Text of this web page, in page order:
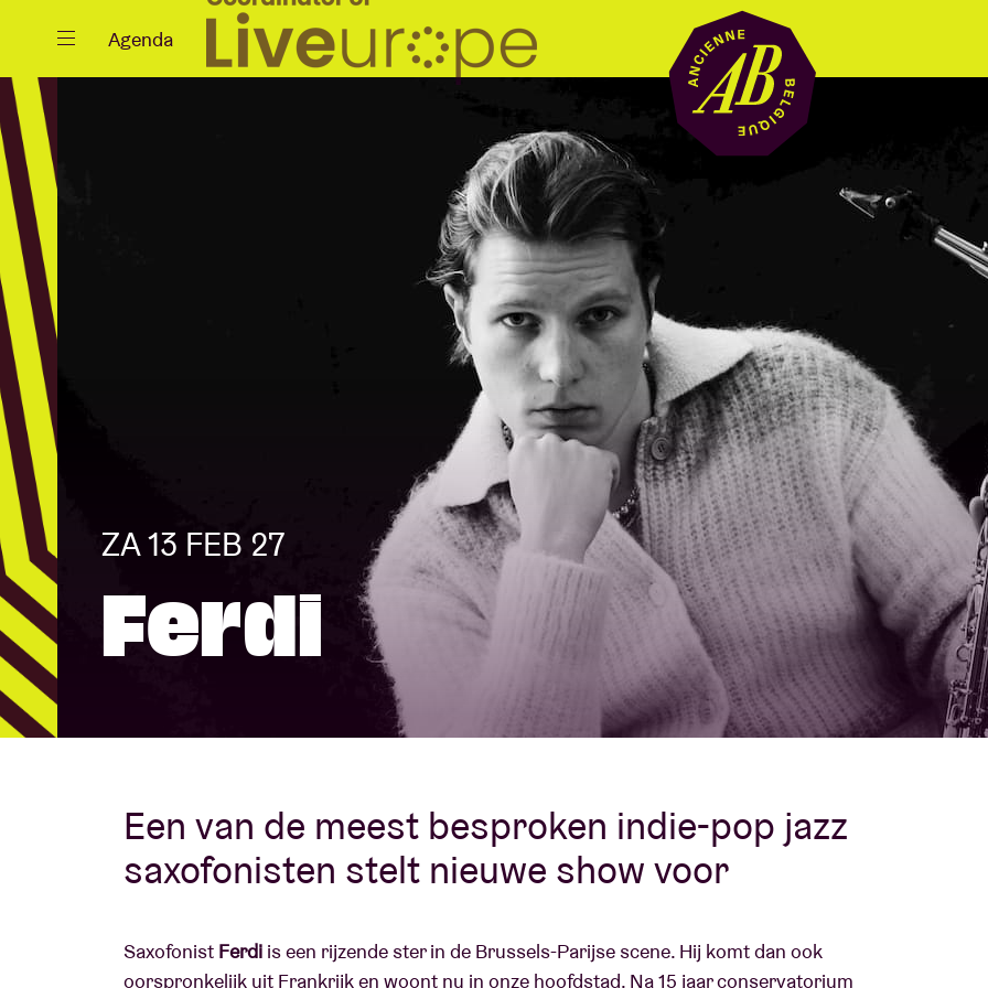
Sluiten
Bezoekersinfo
AB ❤ you
Zaalhuur
ABtv
Over AB
Contact
Agenda
ZA 13 FEB 27
Ferdi
Een van de meest besproken indie-pop jazz
saxofonisten stelt nieuwe show voor
Saxofonist Ferdi is een rijzende ster in de Brussels-Parijse scene. Hij komt dan ook
oorspronkelijk uit Frankrijk en woont nu in onze hoofdstad. Na 15 jaar conservatorium